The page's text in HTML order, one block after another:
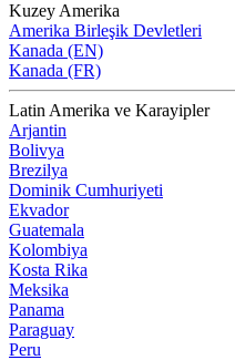
Kuzey Amerika
Amerika Birleşik Devletleri
Kanada (EN)
Kanada (FR)
Latin Amerika ve Karayipler
Arjantin
Bolivya
Brezilya
Dominik Cumhuriyeti
Ekvador
Guatemala
Kolombiya
Kosta Rika
Meksika
Panama
Paraguay
Peru